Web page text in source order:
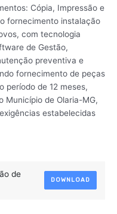
Cópia, Impressão e
fornecimento instalação
com tecnologia
de Gestão,
preventiva e
fornecimento de peças
período de 12 meses,
Município de Olaria-MG,
estabelecidas
de
DOWNLOAD